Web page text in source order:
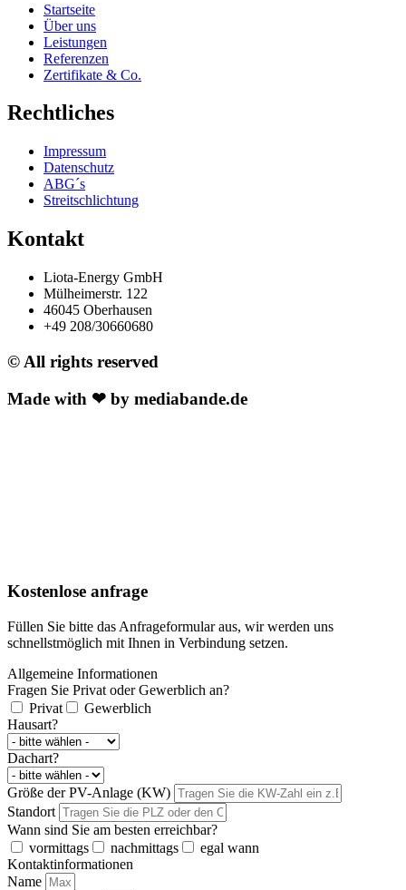
Startseite
Über uns
Leistungen
Referenzen
Zertifikate & Co.
Rechtliches
Impressum
Datenschutz
ABG´s
Streitschlichtung
Kontakt
Liota-Energy GmbH
Mülheimerstr. 122
46045 Oberhausen
+49 208/30660680
© All rights reserved
Made with ❤ by mediabande.de
Kostenlose anfrage
Füllen Sie bitte das Anfrageformular aus, wir werden uns
schnellstmöglich mit Ihnen in Verbindung setzen.
Allgemeine Informationen
Fragen Sie Privat oder Gewerblich an?
Privat
Gewerblich
Hausart?
Dachart?
Größe der PV-Anlage (KW)
Standort
Wann sind Sie am besten erreichbar?
vormittags
nachmittags
egal wann
Kontaktinformationen
Name